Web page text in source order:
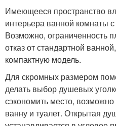
Имеющееся пространство
интерьера ванной комнаты
Возможно, ограниченность
отказ от стандартной
компактную модель.
Для скромных размером
делать выбор душевых
сэкономить место,
ванну и туалет. Открытая